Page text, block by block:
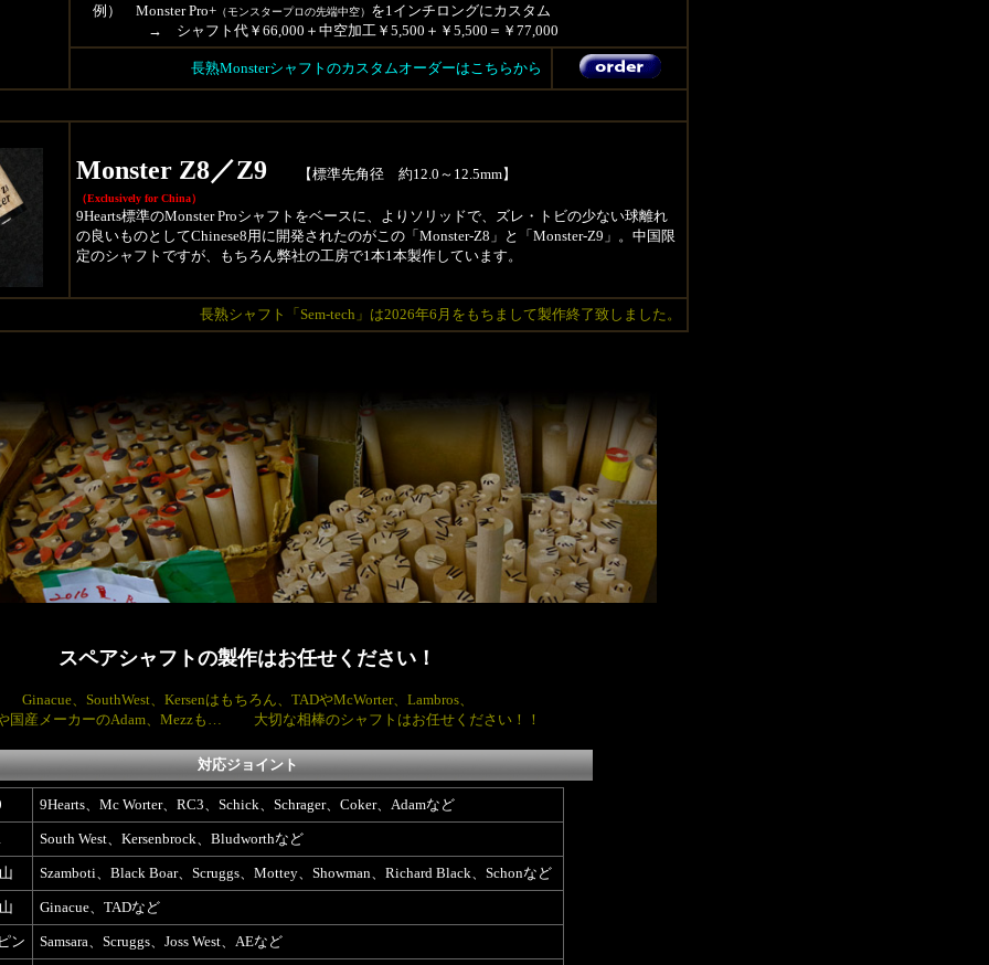
例） Monster Pro+ （モンスタープロの先端中空） を1インチロングにカスタム
→ シャフト代￥66,000＋中空加工￥5,500＋￥5,500＝ ￥77,000
長熟Monsterシャフトのカスタムオーダーはこちらから
Monster Z8／Z9 【標準先角径 約12.0～12.5mm】
（Exclusively for China）
9Hearts標準のMonster Proシャフトをベースに、よりソリッドで、ズレ・トビの少ない球離れ
の良いものとしてChinese8用に開発されたのがこの「Monster-Z8」と「Monster-Z9」。中国限
定のシャフトですが、もちろん弊社の工房で1本1本製作しています。
長熟シャフト「Sem-tech」は2026年6月をもちまして製作終了致しました。
スペアシャフトの製作はお任せください！
Ginacue、SouthWest、Kersenはもちろん、TADやMcWorter、Lambros、
国産メーカーのAdam、Mezzも… 大切な相棒のシャフトはお任せください！！
対応ジョイント
9Hearts、Mc Worter、RC3、Schick、Schrager、Coker、Adamなど
South West、Kersenbrock、Bludworthなど
Szamboti、Black Boar、Scruggs、Mottey、Showman、Richard Black、Schonなど
Ginacue、TADなど
ン Samsara、Scruggs、Joss West、AEなど